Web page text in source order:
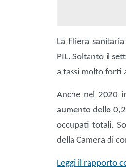
La filiera
PIL. Soltanto il
a tassi molto forti
Anche nel 2020
aumento dello
occupati totali.
della Camera di
Leggi il rapporto